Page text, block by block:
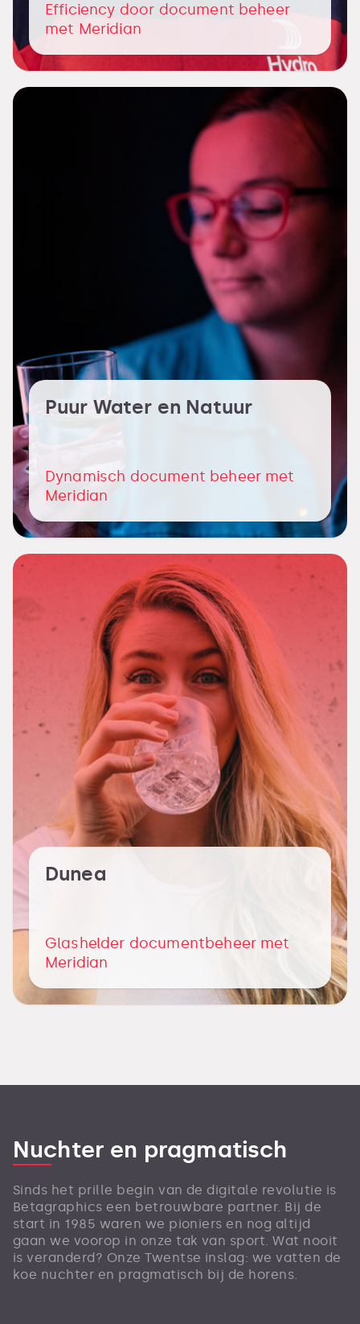
Efficiency door document beheer
met Meridian
Puur Water en Natuur
Dynamisch document beheer met
Meridian
Dunea
Glashelder documentbeheer met
Meridian
Nuchter en pragmatisch
Sinds het prille begin van de digitale revolutie is
Betagraphics een betrouwbare partner. Bij de
start in 1985 waren we pioniers en nog altijd
gaan we voorop in onze tak van sport. Wat nooit
is veranderd? Onze Twentse inslag: we vatten de
koe nuchter en pragmatisch bij de horens.